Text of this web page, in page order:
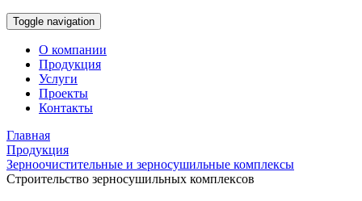
Toggle navigation
О компании
Продукция
Услуги
Проекты
Контакты
Главная
Продукция
Зерноочистительные и зерносушильные комплексы
Строительство зерносушильных комплексов